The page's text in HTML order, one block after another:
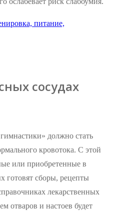
питание,
сосудах
должно стать
кровотока. С этой
или приобретенные в
готовят сборы, рецепты
лекарственных
отваров и настоев будет